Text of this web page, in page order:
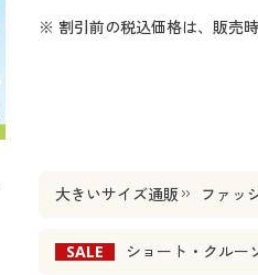
※ 割引前の税込価格は、販売
大きいサイズ通販 ファッ
SALE ショート・クルー